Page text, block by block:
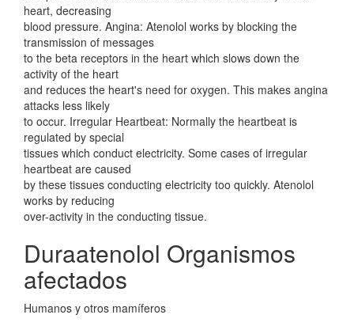
heart, decreasing
blood pressure. Angina: Atenolol works by blocking the
transmission of messages
to the beta receptors in the heart which slows down the
activity of the heart
and reduces the heart's need for oxygen. This makes angina
attacks less likely
to occur. Irregular Heartbeat: Normally the heartbeat is
regulated by special
tissues which conduct electricity. Some cases of irregular
heartbeat are caused
by these tissues conducting electricity too quickly. Atenolol
works by reducing
over-activity in the conducting tissue.
Duraatenolol Organismos
afectados
Humanos y otros mamíferos